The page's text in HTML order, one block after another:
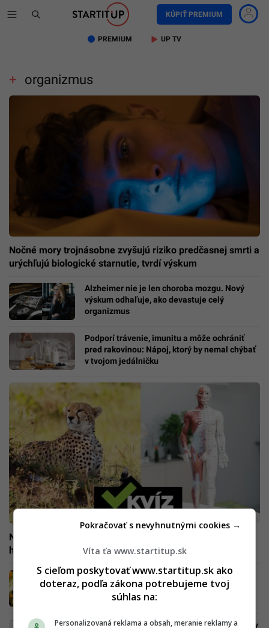
KÚPIŤ PREMIUM
PREMIUM UP TV
organizmus
Nočné mory trojnásobne zvyšujú riziko predčasnej smrti a
urýchľujú biologické starnutie, tvrdí výskum
Alzheimer nie je len choroba mozgu. Nový
výskum odhaľuje, ako devastuje celý
organizmus
Podporí trávenie, imunitu a môže ochrániť
pred rakovinou: Nápoj, ktorý by nemal chýbať
v tvojom jedálničku
NÁROČNÝ KVÍZ z biológie: Až 8 z 10 Slovákov pohorí
hneď na prvej otázke. Ukáž svoje znalosti
Šťavnaté ovocie z Číny je univerzálny liek na
všetko. Na Slovensku ho kúpiš za pár centov
Vitamín, ktorý Slováci milujú, nemusí byť vždy
Víta ťa www.startitup.sk
S cieľom poskytovať www.startitup.sk ako
doteraz, podľa zákona potrebujeme tvoj
súhlas na:
Personalizovaná reklama a obsah, meranie reklamy a
Pokračovať s nevyhnutnými cookies →